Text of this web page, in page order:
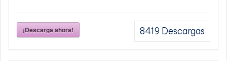
¡Descarga ahora! 8419 Descargas